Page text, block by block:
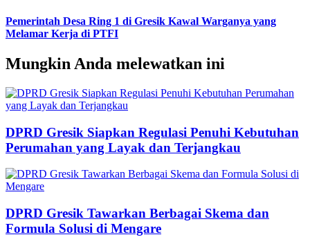
Pemerintah Desa Ring 1 di Gresik Kawal Warganya yang
Melamar Kerja di PTFI
Mungkin Anda melewatkan ini
DPRD Gresik Siapkan Regulasi Penuhi Kebutuhan
Perumahan yang Layak dan Terjangkau
DPRD Gresik Tawarkan Berbagai Skema dan
Formula Solusi di Mengare